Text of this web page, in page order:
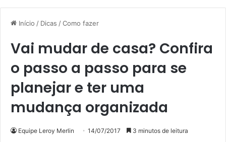
Início / Dicas /Como fazer
Vai mudar de casa? Confira
o passo a passo para se
planejar e ter uma
mudança organizada
Equipe Leroy Merlin 14/07/2017 3 minutos de leitura